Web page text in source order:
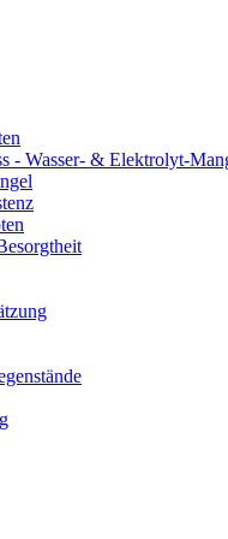
- Wasser- & Elektrolyt-